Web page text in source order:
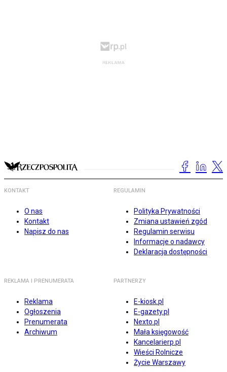
KONTAKT
O nas
Kontakt
Napisz do nas
REGULAMIN
Polityka Prywatności
Zmiana ustawień zgód
Regulamin serwisu
Informacje o nadawcy
Deklaracja dostępności
REKLAMA I PRENUMERATA
Reklama
Ogłoszenia
Prenumerata
Archiwum
PARTNERZY
E-kiosk.pl
E-gazety.pl
Nexto.pl
Mała księgowość
Kancelarierp.pl
Wieści Rolnicze
Życie Warszawy